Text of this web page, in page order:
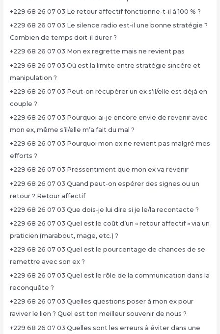
+229 68 26 07 03 Le retour affectif fonctionne-t-il à 100 % ?
+229 68 26 07 03 Le silence radio est-il une bonne stratégie ?
Combien de temps doit-il durer ?
+229 68 26 07 03 Mon ex regrette mais ne revient pas
+229 68 26 07 03 Où est la limite entre stratégie sincère et
manipulation ?
+229 68 26 07 03 Peut-on récupérer un ex s’il/elle est déjà en
couple ?
+229 68 26 07 03 Pourquoi ai-je encore envie de revenir avec
mon ex, même s’il/elle m’a fait du mal ?
+229 68 26 07 03 Pourquoi mon ex ne revient pas malgré mes
efforts ?
+229 68 26 07 03 Pressentiment que mon ex va revenir
+229 68 26 07 03 Quand peut-on espérer des signes ou un
retour ? Retour affectif
+229 68 26 07 03 Que dois-je lui dire si je le/la recontacte ?
+229 68 26 07 03 Quel est le coût d’un « retour affectif » via un
praticien (marabout, mage, etc.) ?
+229 68 26 07 03 Quel est le pourcentage de chances de se
remettre avec son ex ?
+229 68 26 07 03 Quel est le rôle de la communication dans la
reconquête ?
+229 68 26 07 03 Quelles questions poser à mon ex pour
raviver le lien ? Quel est ton meilleur souvenir de nous ?
+229 68 26 07 03 Quelles sont les erreurs à éviter dans une